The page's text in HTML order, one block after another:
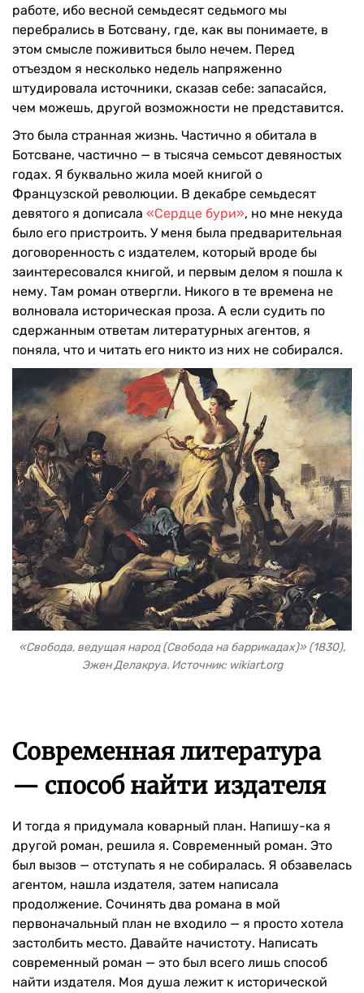
работе, ибо весной семьдесят седьмого мы
перебрались в Ботсвану, где, как вы понимаете, в
этом смысле поживиться было нечем. Перед
отъездом я несколько недель напряженно
штудировала источники, сказав себе: запасайся,
чем можешь, другой возможности не представится.
Это была странная жизнь. Частично я обитала в
Ботсване, частично — в тысяча семьсот девяностых
годах. Я буквально жила моей книгой о
Французской революции. В декабре семьдесят
девятого я дописала «Сердце бури», но мне некуда
было его пристроить. У меня была предварительная
договоренность с издателем, который вроде бы
заинтересовался книгой, и первым делом я пошла к
нему. Там роман отвергли. Никого в те времена не
волновала историческая проза. А если судить по
сдержанным ответам литературных агентов, я
поняла, что и читать его никто из них не собирался.
«Свобода, ведущая народ (Свобода на баррикадах)» (1830),
Эжен Делакруа. Источник: wikiart.org
Современная литература
— способ найти издателя
И тогда я придумала коварный план. Напишу-ка я
другой роман, решила я. Современный роман. Это
был вызов — отступать я не собиралась. Я обзавелась
агентом, нашла издателя, затем написала
продолжение. Сочинять два романа в мой
первоначальный план не входило — я просто хотела
застолбить место. Давайте начистоту. Написать
современный роман — это был всего лишь способ
найти издателя. Моя душа лежит к исторической